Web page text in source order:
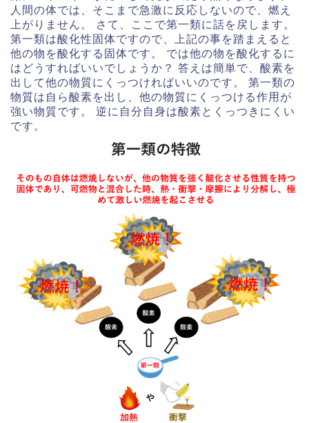
人間の体では、そこまで急激に反応しないので、燃え
上がりません。 さて、ここで第一類に話を戻します。
第一類は酸化性固体ですので、上記の事を踏まえると
他の物を酸化する固体です。 では他の物を酸化するに
はどうすればいいでしょうか？ 答えは簡単で、酸素を
出して他の物質にくっつければいいのです。 第一類の
物質は自ら酸素を出し、他の物質にくっつける作用が
強い物質です。 逆に自分自身は酸素とくっつきにくい
です。